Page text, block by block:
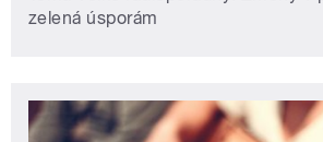
zelená úsporám